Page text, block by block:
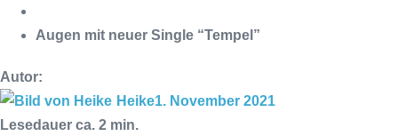
Augen mit neuer Single “Tempel”
Autor:
Heike1. November 2021
Lesedauer ca. 2 min.